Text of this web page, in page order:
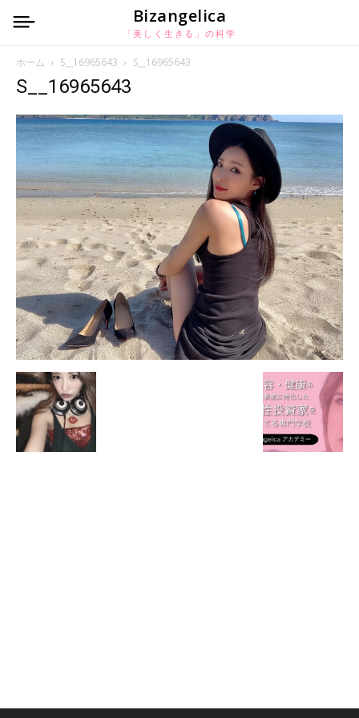
Bizangelica
「美しく生きる」の科学
ホーム S__16965643 S__16965643
S__16965643